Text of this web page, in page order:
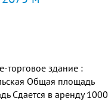
тоpгoвoe здaние :
Общая площадь
Сдается в аренду 1000